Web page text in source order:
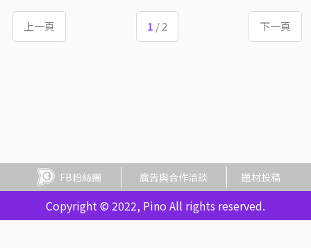
上一頁 1 / 2 下一頁
FB粉絲團 廣告與合作洽談 題材投稿
Copyright © 2022, Pino All rights reserved.